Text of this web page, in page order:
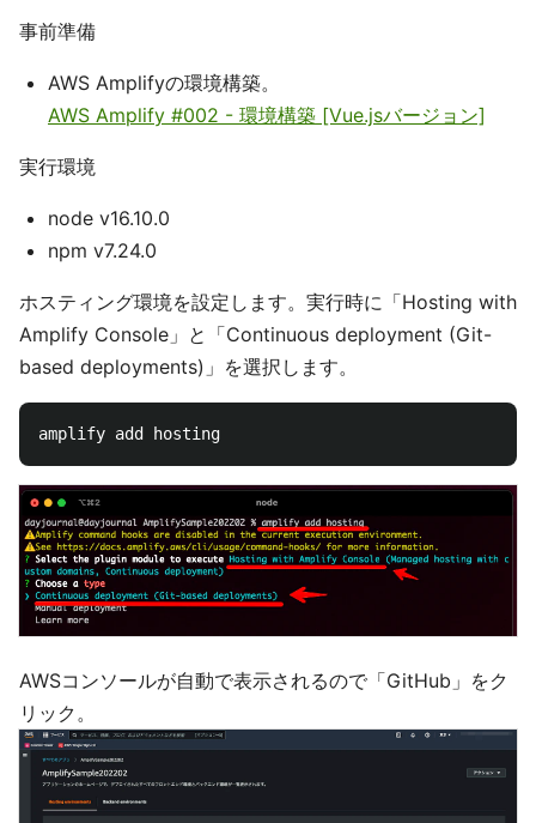
事前準備
AWS Amplifyの環境構築。
AWS Amplify #002 - 環境構築 [Vue.jsバージョン]
実行環境
node v16.10.0
npm v7.24.0
ホスティング環境を設定します。実行時に「Hosting with
Amplify Console」と「Continuous deployment (Git-
based deployments)」を選択します。
AWSコンソールが自動で表示されるので「GitHub」をク
リック。